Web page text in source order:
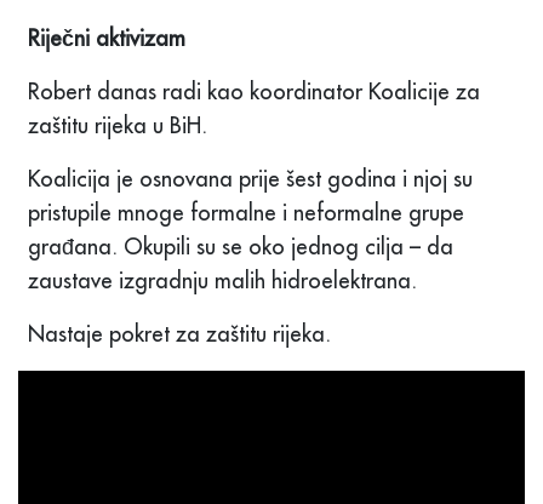
Riječni aktivizam
Robert danas radi kao koordinator Koalicije za
zaštitu rijeka u BiH.
Koalicija je osnovana prije šest godina i njoj su
pristupile mnoge formalne i neformalne grupe
građana. Okupili su se oko jednog cilja – da
zaustave izgradnju malih hidroelektrana.
Nastaje pokret za zaštitu rijeka.